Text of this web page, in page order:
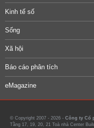
Kinh tế số
Sống
Xã hội
Báo cáo phân tích
eMagazine
© Copyright 2007 - 2026 - Công ty Cổ
Tầng 17, 19, 20, 21 Toà nhà Center